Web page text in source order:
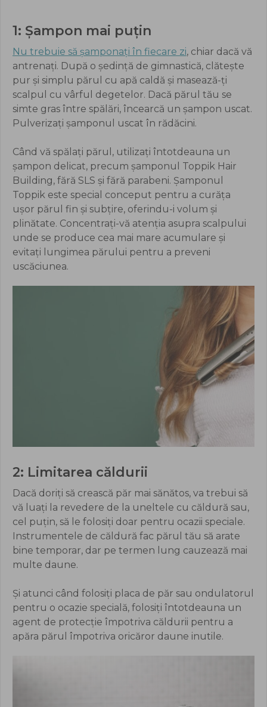
1: Șampon mai puțin
Nu trebuie să șamponați în fiecare zi, chiar dacă vă
antrenați. După o ședință de gimnastică, clătește
pur și simplu părul cu apă caldă și masează-ți
scalpul cu vârful degetelor. Dacă părul tău se
simte gras între spălări, încearcă un șampon uscat.
Pulverizați șamponul uscat în rădăcini.
Când vă spălați părul, utilizați întotdeauna un
șampon delicat, precum șamponul Toppik Hair
Building, fără SLS și fără parabeni. Șamponul
Toppik este special conceput pentru a curăța
ușor părul fin și subțire, oferindu-i volum și
plinătate. Concentrați-vă atenția asupra scalpului
unde se produce cea mai mare acumulare și
evitați lungimea părului pentru a preveni
uscăciunea.
2: Limitarea căldurii
Dacă doriți să crească păr mai sănătos, va trebui să
vă luați la revedere de la uneltele cu căldură sau,
cel puțin, să le folosiți doar pentru ocazii speciale.
Instrumentele de căldură fac părul tău să arate
bine temporar, dar pe termen lung cauzează mai
multe daune.
Și atunci când folosiți placa de păr sau ondulatorul
pentru o ocazie specială, folosiți întotdeauna un
agent de protecție împotriva căldurii pentru a
apăra părul împotriva oricăror daune inutile.